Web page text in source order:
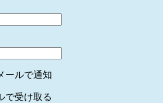
ールで通知
で受け取る